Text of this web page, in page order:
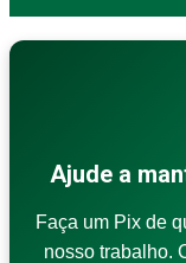
Ajude a
Faça um Pix de
nosso trabalho.